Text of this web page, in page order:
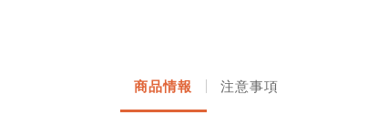
商品情報 注意事項